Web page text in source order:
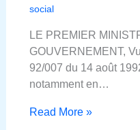
social
LE PREMIER
GOUVERNEMENT,
92/007 du 14 août
notamment en…
Read More »